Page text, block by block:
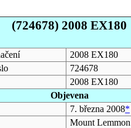
(724678) 2008 EX180
2008 EX180
724678
2008 EX180
Objevena
7. března 2008*
Mount Lemmon